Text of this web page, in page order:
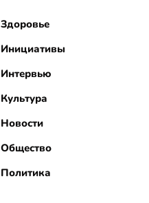
Здоровье
Инициативы
Интервью
Культура
Новости
Общество
Политика